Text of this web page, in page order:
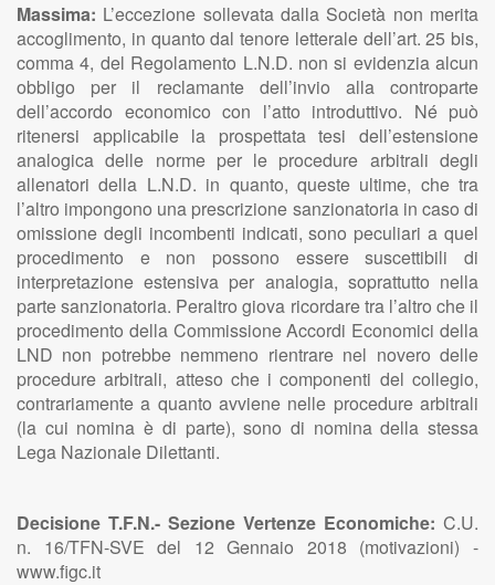
Massima: L’eccezione sollevata dalla Società non merita
accoglimento, in quanto dal tenore letterale dell’art. 25 bis,
comma 4, del Regolamento L.N.D. non si evidenzia alcun
obbligo per il reclamante dell’invio alla controparte
dell’accordo economico con l’atto introduttivo. Né può
ritenersi applicabile la prospettata tesi dell’estensione
analogica delle norme per le procedure arbitrali degli
allenatori della L.N.D. in quanto, queste ultime, che tra
l’altro impongono una prescrizione sanzionatoria in caso di
omissione degli incombenti indicati, sono peculiari a quel
procedimento e non possono essere suscettibili di
interpretazione estensiva per analogia, soprattutto nella
parte sanzionatoria. Peraltro giova ricordare tra l’altro che il
procedimento della Commissione Accordi Economici della
LND non potrebbe nemmeno rientrare nel novero delle
procedure arbitrali, atteso che i componenti del collegio,
contrariamente a quanto avviene nelle procedure arbitrali
(la cui nomina è di parte), sono di nomina della stessa
Lega Nazionale Dilettanti.
Decisione T.F.N.- Sezione Vertenze Economiche: C.U.
n. 16/TFN-SVE del 12 Gennaio 2018 (motivazioni) -
www.figc.it